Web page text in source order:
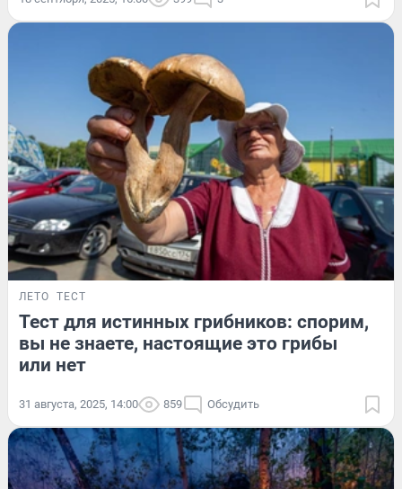
ЛЕТО ТЕСТ
Тест для истинных грибников: спорим,
вы не знаете, настоящие это грибы
или нет
31 августа, 2025, 14:00 859 Обсудить